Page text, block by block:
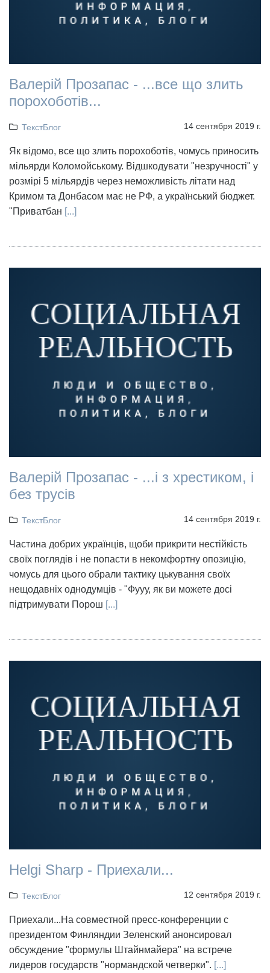
Валерій Прозапас - ...все що злить
порохоботів...
ТекстБлог 14 сентября 2019 г.
Як відомо, все що злить порохоботів, чомусь приносить
мільярди Коломойському. Відшкодувати "незручності" у
розмірі 5 мільярдів через неможливість літати над
Кримом та Донбасом має не РФ, а український бюджет.
"Приватбан [...]
Валерій Прозапас - ...і з хрестиком, і
без трусів
ТекстБлог 14 сентября 2019 г.
Частина добрих українців, щоби прикрити нестійкість
своїх поглядів і не попасти в некомфортну опозицію,
чомусь для цього обрали тактику цькування своїх
нещодавніх однодумців - "Фууу, як ви можете досі
підтримувати Порош [...]
Helgi Sharp - Приехали...
ТекстБлог 12 сентября 2019 г.
Приехали...На совместной пресс-конференции с
президентом Финляндии Зеленский анонсировал
обсуждение "формулы Штайнмайера" на встрече
лидеров государств "нормандской четверки". [...]